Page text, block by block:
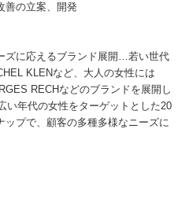
善の立案、開発
ズに応えるブランド展開…若い世代
KLENなど、大人の女性には
RECHなどのブランドを展開し
い年代の女性をターゲットとした20
プで、顧客の多種多様なニーズに